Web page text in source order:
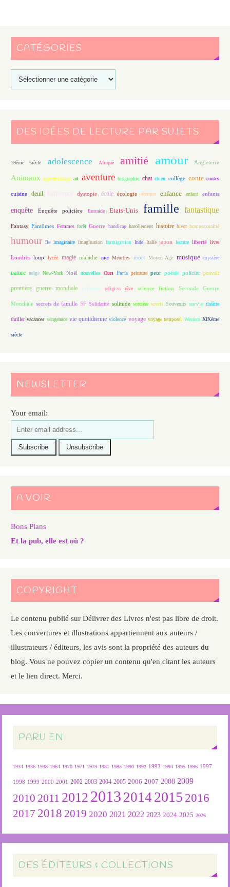
CATÉGORIES
DES IDÉES DE LECTURE PAR SUJETS
19ème siècle adolescence Afrique amitié amour Angleterre
Animaux apprentissage art aventure biographie chat chien collège conte contes
cuisine deuil Différence dystopie école écologie écriture enfance enfant enfants
enquête Enquête policière Entraide Etats-Unis famille fantastique
Fantasy Fantômes Femmes forêt Guerre handicap harcèlement histoire hiver homosexualité
humour île imaginaire imagination Immigration Inde Italie japon lecture liberté livre
Londres loup lycée magie maladie mer Meurtres mort Moyen Age musique mystère
nature neige New-York Noël nouvelles Ours Paris peinture peur poésie policier pouvoir
première guerre mondiale racisme religion rêve science fiction Seconde Guerre
Mondiale secrets de famille SF Solidarité solitude sorcière souris Souvenirs survie théâtre
thriller vacances vengeance vie quotidienne violence voyage voyage temporel Western XIXème
siècle
NEWSLETTER
Your email:
A VOIR
Bons Plans
Et la pub, elle est où ?
COPYRIGHT
Le contenu publié sur Délivrer des Livres n'est pas libre de droit.
Les couvertures et illustrations appartiennent aux auteurs /
illustrateurs / éditeurs, les avis sont la propriété des auteurs du
blog. Vous ne pouvez copier un contenu qu'en citant les auteurs
et le lien direct. Merci.
PARU EN
1934 1936 1938 1964 1970 1971 1979 1981 1983 1990 1992 1993 1994 1995 1996 1997
1998 1999 2000 2001 2002 2003 2004 2005 2006 2007 2008 2009
2010 2011 2012 2013 2014 2015 2016
2017 2018 2019 2020 2021 2022 2023 2024 2025 2026
DES ÉDITEURS & COLLECTIONS